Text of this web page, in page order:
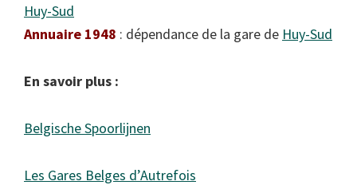
Huy-Sud
Annuaire 1948 : dépendance de la gare de Huy-Sud
En savoir plus :
Belgische Spoorlijnen
Les Gares Belges d’Autrefois